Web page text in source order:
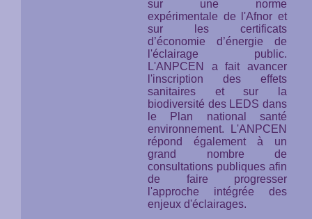
sur une norme
expérimentale de l'Afnor et
sur les certificats
d’économie d’énergie de
l'éclairage public.
L'ANPCEN a fait avancer
l'inscription des effets
sanitaires et sur la
biodiversité des LEDS dans
le Plan national santé
environnement. L'ANPCEN
répond également à un
grand nombre de
consultations publiques afin
de faire progresser
l'approche intégrée des
enjeux d'éclairages.